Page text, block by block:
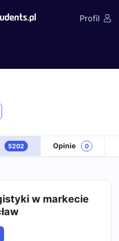
Profil
5202 Opinie 0
w markecie